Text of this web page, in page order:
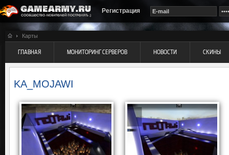
Регистрация
Карты
ГЛАВНАЯ МОНИТОРИНГ СЕРВЕРОВ НОВОСТИ СКИНЫ
KA_MOJAWI